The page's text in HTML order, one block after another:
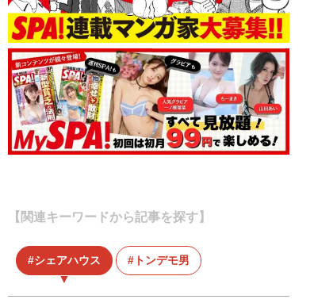
【関連キーワードから記事を探す】
シェアハウス トンデモ男